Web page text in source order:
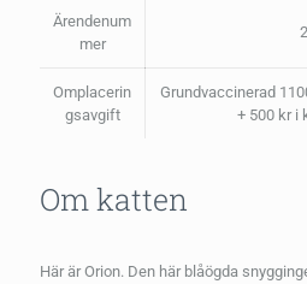
Ärendenum
mer
Omplacerin
gsavgift
Grundvaccinerad
+ 500 kr i
Om katten
Här är Orion. Den här blåögda